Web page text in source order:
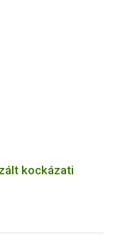
kockázati